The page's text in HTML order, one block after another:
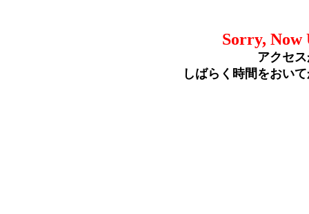
Sorry, Now
アクセ
しばらく時間をおい